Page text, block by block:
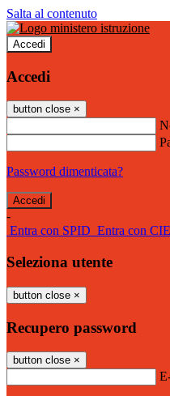
Salta al contenuto
Accedi
Accedi
button close ×
Password dimenticata?
-
Entra con SPID Entra con CIE
Seleziona utente
button close ×
Recupero password
button close ×